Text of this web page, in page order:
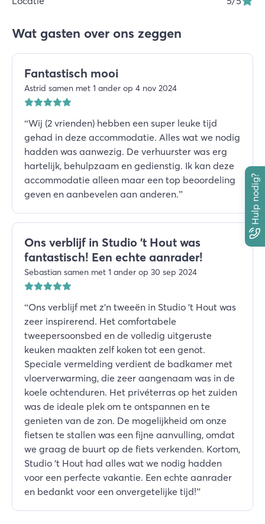
Hulp nodig?
Wat gasten over ons zeggen
Fantastisch mooi
Astrid samen met 1 ander op 4 nov 2024
“Wij (2 vrienden) hebben een super leuke tijd
gehad in deze accommodatie. Alles wat we nodig
hadden was aanwezig. De verhuurster was erg
hartelijk, behulpzaam en gedienstig. Ik kan deze
accommodatie alleen maar een top beoordeling
geven en aanbevelen aan anderen.”
Ons verblijf in Studio 't Hout was
fantastisch! Een echte aanrader!
Sebastian samen met 1 ander op 30 sep 2024
“Ons verblijf met z'n tweeën in Studio 't Hout was
zeer inspirerend. Het comfortabele
tweepersoonsbed en de volledig uitgeruste
keuken maakten zelf koken tot een genot.
Speciale vermelding verdient de badkamer met
vloerverwarming, die zeer aangenaam was in de
koele ochtenduren. Het privéterras op het zuiden
was de ideale plek om te ontspannen en te
genieten van de zon. De mogelijkheid om onze
fietsen te stallen was een fijne aanvulling, omdat
we graag de buurt op de fiets verkenden. Kortom,
Studio 't Hout had alles wat we nodig hadden
voor een perfecte vakantie. Een echte aanrader
en bedankt voor een onvergetelijke tijd!”